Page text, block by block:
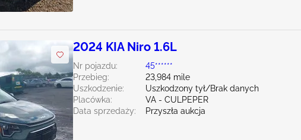
2024 KIA Niro 1.6L
Nr pojazdu:
45******
Przebieg:
23,984 mile
Uszkodzenie:
Uszkodzony tył/Brak danych
Placówka:
VA - CULPEPER
Data sprzedaży:
Przyszła aukcja